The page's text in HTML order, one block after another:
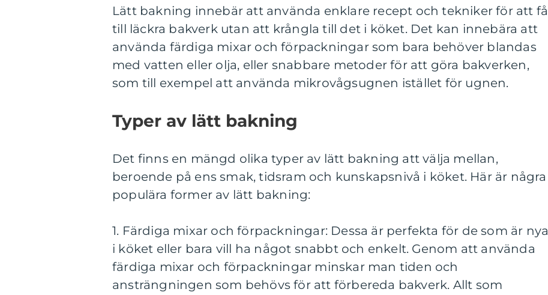
Lätt bakning innebär att använda enklare recept och tekniker för att få
till läckra bakverk utan att krångla till det i köket. Det kan innebära att
använda färdiga mixar och förpackningar som bara behöver blandas
med vatten eller olja, eller snabbare metoder för att göra bakverken,
som till exempel att använda mikrovågsugnen istället för ugnen.
Typer av lätt bakning
Det finns en mängd olika typer av lätt bakning att välja mellan,
beroende på ens smak, tidsram och kunskapsnivå i köket. Här är några
populära former av lätt bakning:
1. Färdiga mixar och förpackningar: Dessa är perfekta för de som är nya
i köket eller bara vill ha något snabbt och enkelt. Genom att använda
färdiga mixar och förpackningar minskar man tiden och
ansträngningen som behövs för att förbereda bakverk. Allt som